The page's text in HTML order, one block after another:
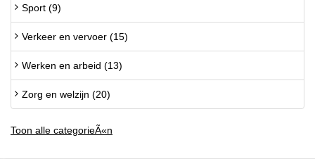
Sport (9)
Verkeer en vervoer (15)
Werken en arbeid (13)
Zorg en welzijn (20)
Toon alle categorieÃ«n